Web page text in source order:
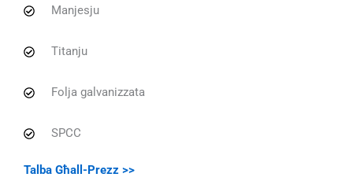
Manjesju
Titanju
Folja galvanizzata
SPCC
Talba Għall-Prezz >>